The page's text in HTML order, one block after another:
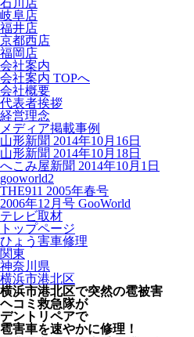
石川店
岐阜店
福井店
京都西店
福岡店
会社案内
会社案内 TOPへ
会社概要
代表者挨拶
経営理念
メディア掲載事例
山形新聞 2014年10月16日
山形新聞 2014年10月18日
へこみ屋新聞 2014年10月1日
gooworld2
THE911 2005年春号
2006年12月号 GooWorld
テレビ取材
トップページ
ひょう害車修理
関東
神奈川県
横浜市港北区
横浜市港北区で突然の雹被害
ヘコミ救急隊が
デントリペアで
雹害車を速やかに修理！